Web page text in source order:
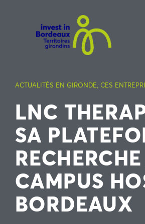
ACTUALITÉS EN GIRONDE, CES
LNC
SA
CAMPUS
BORDEAUX